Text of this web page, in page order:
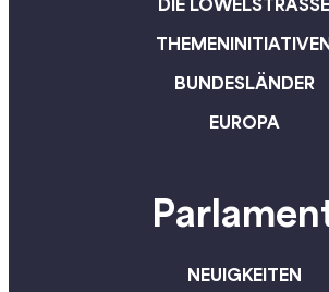
„gemeinsam mit dem
starken roten
DIE LÖWELSTRASSE
BUNDESLÄNDER
EUROPA
NEUIGKEITEN